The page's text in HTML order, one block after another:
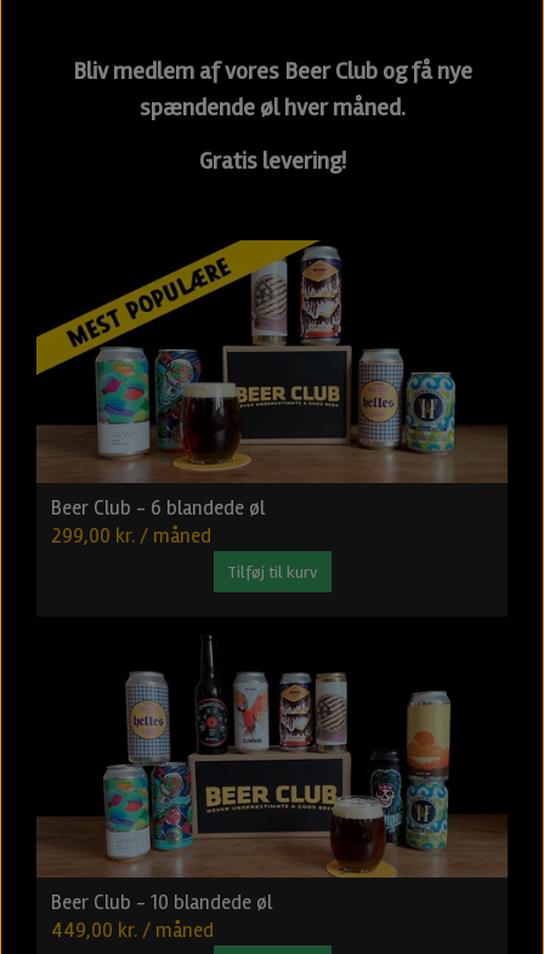
Bliv medlem af vores Beer Club og få nye
spændende øl hver måned.
Gratis levering!
Beer Club - 6 blandede øl
299,00 kr. / måned
Tilføj til kurv
Beer Club - 10 blandede øl
449,00 kr. / måned